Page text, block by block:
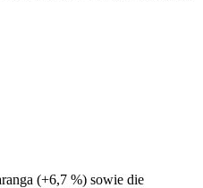
(+6,7 %) sowie die